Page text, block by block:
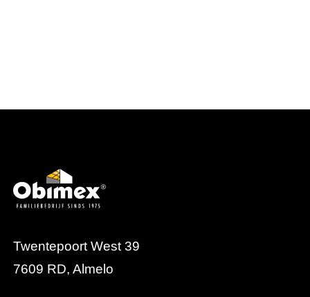
Twentepoort West 39
7609 RD, Almelo